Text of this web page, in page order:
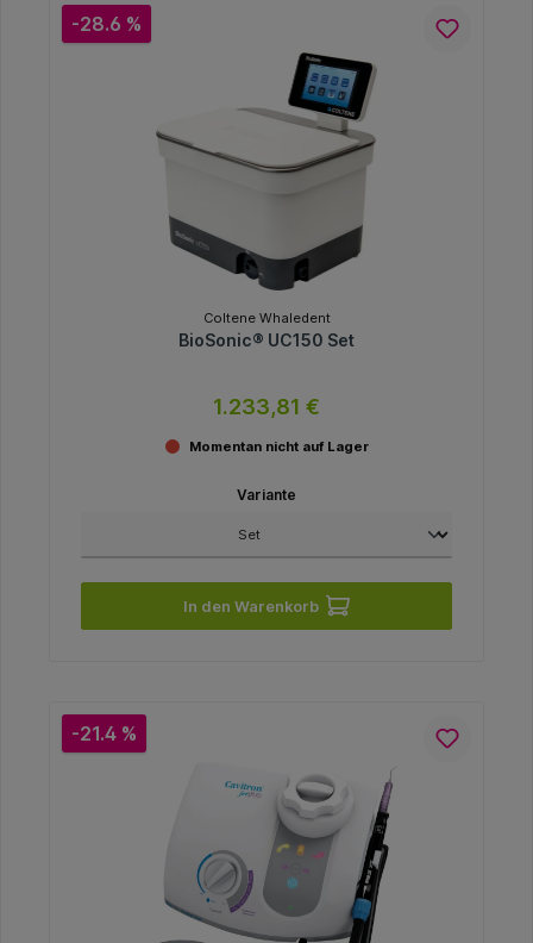
-28.6 %
Coltene Whaledent
BioSonic® UC150 Set
1.233,81 €
Momentan nicht auf Lager
Variante
In den Warenkorb
-21.4 %